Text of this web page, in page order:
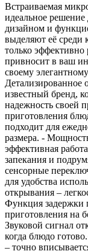
Встраиваемая
идеальное
дизайном и
выделяют её среди
только эффективно
привносит в ваш
своему
Детализированное
известный бренд,
надежность своей
приготовления
подходит для
размера. -
эффективная
запекания и
сенсорные
для удобства
открывания –
Функция задержки
приготовления на
Звуковой сигнал
когда блюдо
– точно